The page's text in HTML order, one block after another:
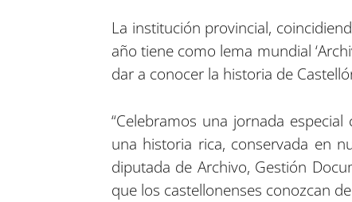
La institución provincial,
año tiene como lema mundial
dar a conocer la historia de
“Celebramos una jornada
una historia rica, conservada en
diputada de Archivo, Gestión
que los castellonenses conozcan